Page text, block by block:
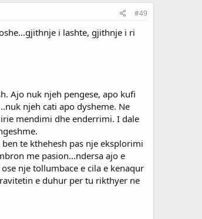
#49
i lashte, gjithnje i ri
Ajo nuk njeh pengese, apo kufi
njeh cati apo dysheme. Ne
mendimi dhe enderrimi. I dale
te kthehesh pas nje eksplorimi
me pasion...ndersa ajo e
nje tollumbace e cila e kenaqur
e duhur per tu rikthyer ne